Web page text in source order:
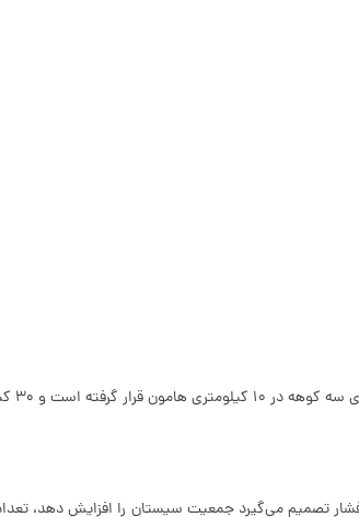
زابل فاصله دارد.
تصمیم می‌گیرد جمعیت سیستان را افزایش دهد،